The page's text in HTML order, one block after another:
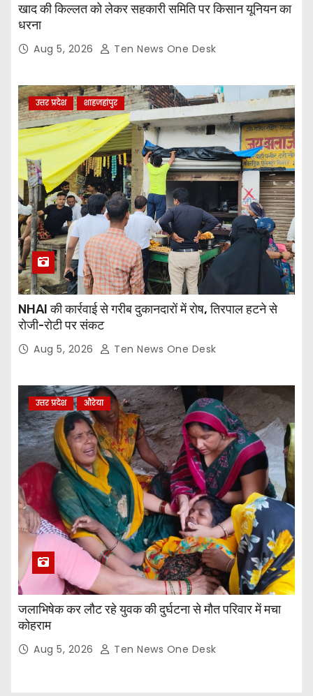
खाद की किल्लत को लेकर सहकारी समिति पर किसान यूनियन का
धरना
Aug 5, 2026 Ten News One Desk
उत्तर प्रदेश शाहजहांपुर
NHAI की कार्रवाई से गरीब दुकानदारों में रोष, तिरपाल हटने से
रोजी-रोटी पर संकट
Aug 5, 2026 Ten News One Desk
उत्तर प्रदेश औरेया
जलाभिषेक कर लौट रहे युवक की दुर्घटना से मौत परिवार में मचा
कोहराम
Aug 5, 2026 Ten News One Desk